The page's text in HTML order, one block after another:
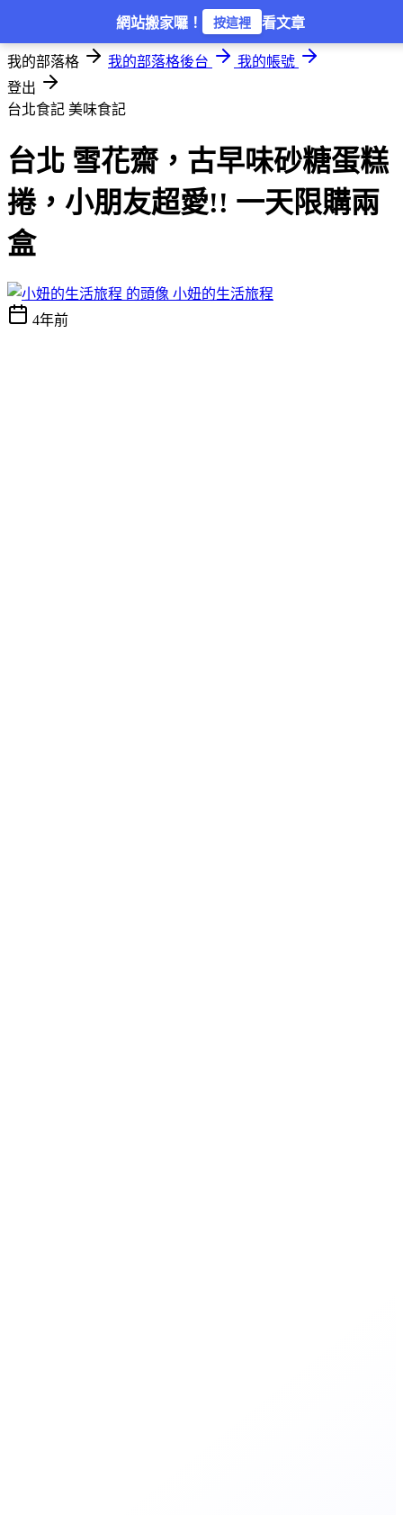
登入
我的部落格 我的部落格後台
我的帳號
登出
台北食記 美味食記
台北 雪花齋，古早味砂糖蛋糕
捲，小朋友超愛!! 一天限購兩
盒
小妞的生活旅程
4年前
網站搬家囉！ 按這裡 看文章